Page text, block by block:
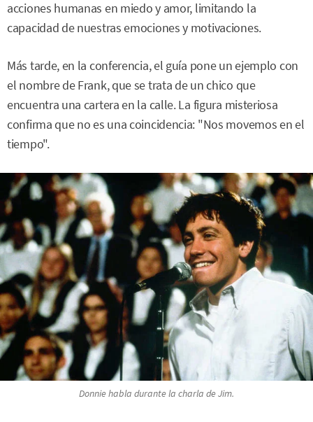
acciones humanas en miedo y amor, limitando la
capacidad de nuestras emociones y motivaciones.
Más tarde, en la conferencia, el guía pone un ejemplo con
el nombre de Frank, que se trata de un chico que
encuentra una cartera en la calle. La figura misteriosa
confirma que no es una coincidencia: "Nos movemos en el
tiempo".
Donnie habla durante la charla de Jim.